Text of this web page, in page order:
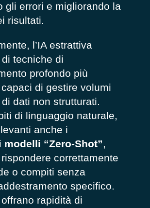
gli errori e migliorando la
risultati.
l’IA estrattiva
tecniche di
profondo più
di gestire volumi
dati non strutturati.
di linguaggio naturale,
anche i
modelli “Zero-Shot”,
correttamente
o compiti senza
specifico.
rapidità di